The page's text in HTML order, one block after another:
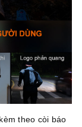
theo còi báo